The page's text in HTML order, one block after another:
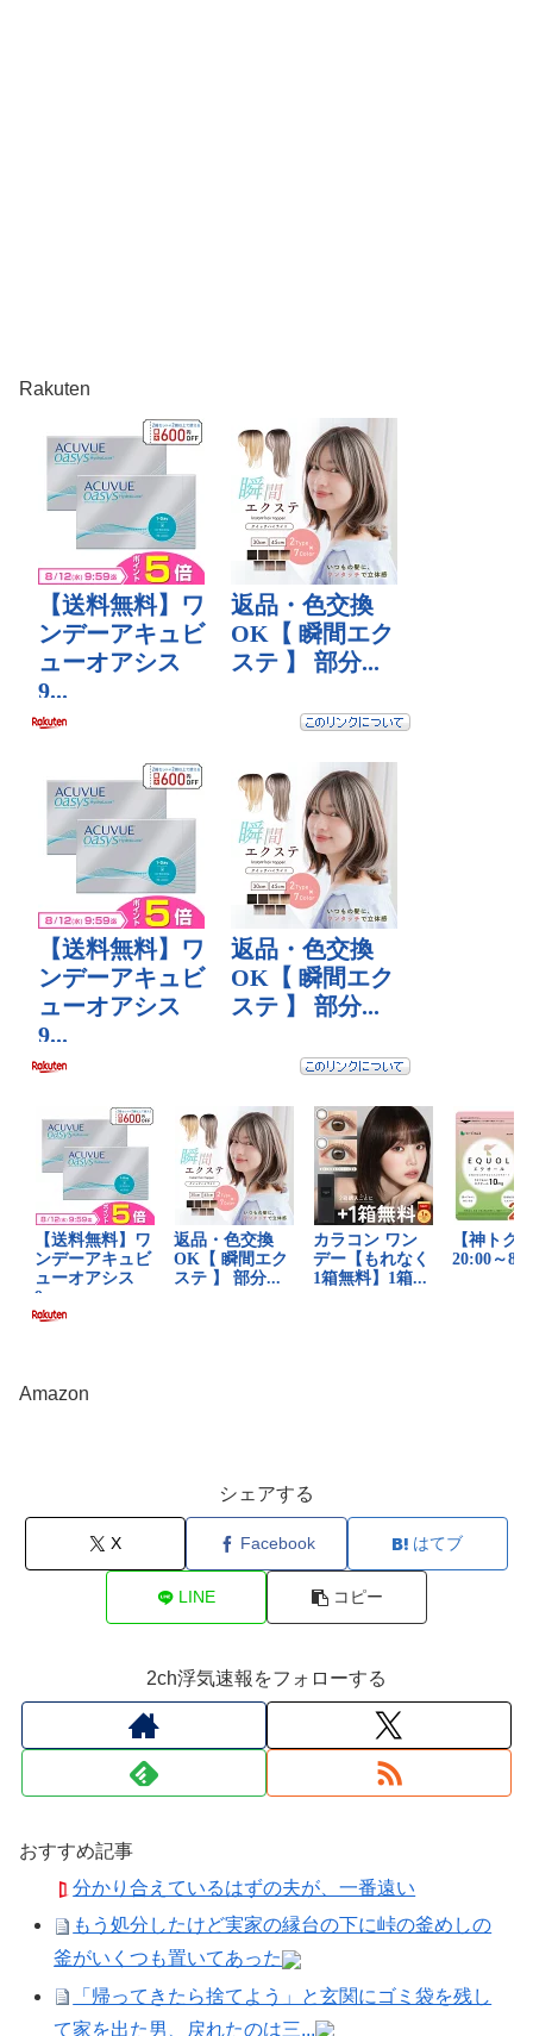
Rakuten
Amazon
シェアする
X Facebook はてブ
LINE コピー
2ch浮気速報をフォローする
おすすめ記事
分かり合えているはずの夫が、一番遠い
もう処分したけど実家の縁台の下に峠の釜めしの
釜がいくつも置いてあった
「帰ってきたら捨てよう」と玄関にゴミ袋を残し
て家を出た男、戻れたのは三...